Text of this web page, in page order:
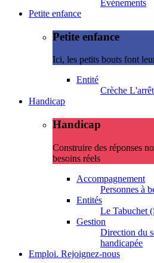
Evénements
Petite enfance
Petite enfance
Ici, les petits bouts font
Entité
Crèche
Handicap
Handicap
Construire des réponses
besoins réels
Accompagnement
Personnes à
Entités
Le Tabuchet
Gestion
Direction du
handicapée
Emploi. Rejoignez-nous